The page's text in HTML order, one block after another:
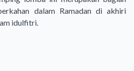
dalam Ramadan di akhiri
idulfitri.